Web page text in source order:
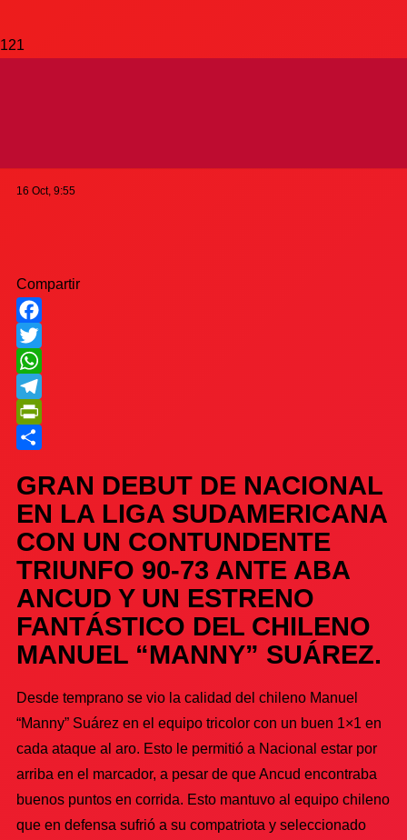
16 Oct, 9:55
Compartir
Facebook
Twitter
WhatsApp
Telegram
PrintFriendly
GRAN DEBUT DE NACIONAL
EN LA LIGA SUDAMERICANA
CON UN CONTUNDENTE
TRIUNFO 90-73 ANTE ABA
ANCUD Y UN ESTRENO
FANTÁSTICO DEL CHILENO
MANUEL “MANNY” SUÁREZ.
Desde temprano se vio la calidad del chileno Manuel
“Manny” Suárez en el equipo tricolor con un buen 1×1 en
cada ataque al aro. Esto le permitió a Nacional estar por
arriba en el marcador, a pesar de que Ancud encontraba
buenos puntos en corrida. Esto mantuvo al equipo chileno
que en defensa sufrió a su compatriota y seleccionado